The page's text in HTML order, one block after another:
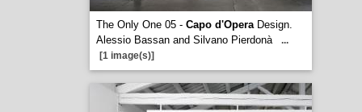
The Only One 05 - Capo d'OperaDesign.
Alessio Bassan and Silvano Pierdonà
...
[1 image(s)]